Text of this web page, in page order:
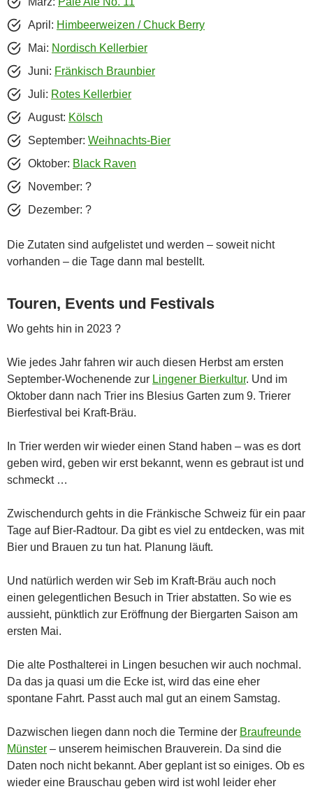
April: Himbeerweizen / Chuck Berry
Mai: Nordisch Kellerbier
Juni: Fränkisch Braunbier
Juli: Rotes Kellerbier
August: Kölsch
September: Weihnachts-Bier
Oktober: Black Raven
November: ?
Dezember: ?
Die Zutaten sind aufgelistet und werden – soweit nicht
vorhanden – die Tage dann mal bestellt.
Touren, Events und Festivals
Wo gehts hin in 2023 ?
Wie jedes Jahr fahren wir auch diesen Herbst am ersten
September-Wochenende zur Lingener Bierkultur. Und im
Oktober dann nach Trier ins Blesius Garten zum 9. Trierer
Bierfestival bei Kraft-Bräu.
In Trier werden wir wieder einen Stand haben – was es dort
geben wird, geben wir erst bekannt, wenn es gebraut ist und
schmeckt …
Zwischendurch gehts in die Fränkische Schweiz für ein paar
Tage auf Bier-Radtour. Da gibt es viel zu entdecken, was mit
Bier und Brauen zu tun hat. Planung läuft.
Und natürlich werden wir Seb im Kraft-Bräu auch noch
einen gelegentlichen Besuch in Trier abstatten. So wie es
aussieht, pünktlich zur Eröffnung der Biergarten Saison am
ersten Mai.
Die alte Posthalterei in Lingen besuchen wir auch nochmal.
Da das ja quasi um die Ecke ist, wird das eine eher
spontane Fahrt. Passt auch mal gut an einem Samstag.
Dazwischen liegen dann noch die Termine der Braufreunde
Münster – unserem heimischen Brauverein. Da sind die
Daten noch nicht bekannt. Aber geplant ist so einiges. Ob es
wieder eine Brauschau geben wird ist wohl leider eher